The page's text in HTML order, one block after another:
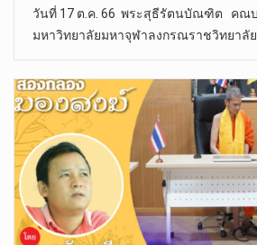
วันที่ 17 ต.ค. 66 พระสุธีรัตนบัณฑิต คณ
มหาวิทยาลัยมหาจุฬาลงกรณราชวิทยาลัย…